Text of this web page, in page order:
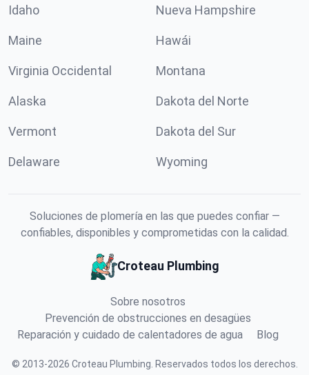
Idaho Nueva Hampshire
Maine Hawái
Virginia Occidental Montana
Alaska Dakota del Norte
Vermont Dakota del Sur
Delaware Wyoming
Soluciones de plomería en las que puedes confiar —
confiables, disponibles y comprometidas con la calidad.
Croteau Plumbing
Sobre nosotros
Prevención de obstrucciones en desagües
Reparación y cuidado de calentadores de agua
Blog
© 2013-2026 Croteau Plumbing Reservados todos los derechos.